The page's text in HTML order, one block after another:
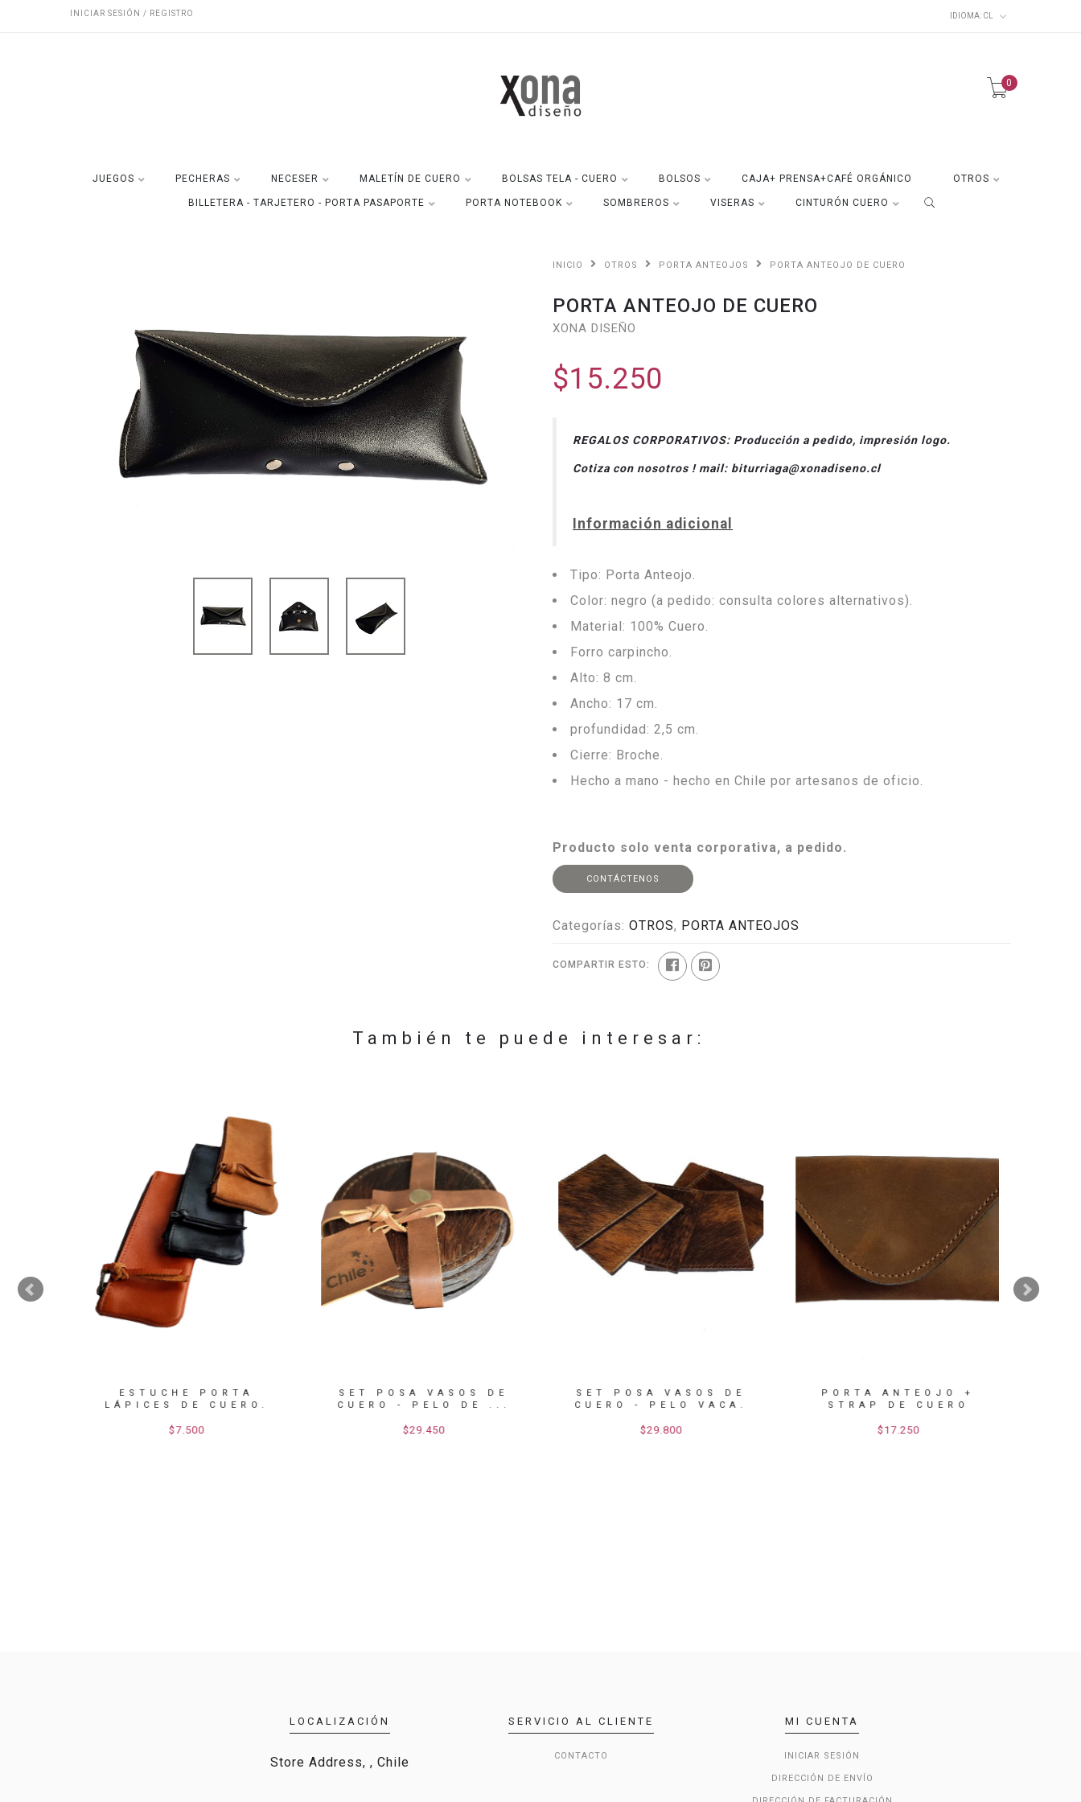
INICIAR SESIÓN / REGISTRO IDIOMA: CL
0
JUEGOS PECHERAS NECESER MALETÍN DE CUERO BOLSAS TELA - CUERO BOLSOS CAJA+ PRENSA+CAFÉ ORGÁNICO OTROS
BILLETERA - TARJETERO - PORTA PASAPORTE PORTA NOTEBOOK SOMBREROS VISERAS CINTURÓN CUERO
INICIO OTROS PORTA ANTEOJOS PORTA ANTEOJO DE CUERO
PORTA ANTEOJO DE CUERO
XONA DISEÑO
$15.250
REGALOS CORPORATIVOS: Producción a pedido, impresión logo.
Cotiza con nosotros ! mail: biturriaga@xonadiseno.cl
Información adicional
Tipo: Porta Anteojo.
Color: negro (a pedido: consulta colores alternativos).
Material: 100% Cuero.
Forro carpincho.
Alto: 8 cm.
Ancho: 17 cm.
profundidad: 2,5 cm.
Cierre: Broche.
Hecho a mano - hecho en Chile por artesanos de oficio.
Producto solo venta corporativa, a pedido.
CONTÁCTENOS
Categorías: OTROS, PORTA ANTEOJOS
COMPARTIR ESTO:
También te puede interesar:
ESTUCHE PORTA
LÁPICES DE CUERO.
$7.500
SET POSA VASOS DE
CUERO - PELO DE ...
$29.450
SET POSA VASOS DE
CUERO - PELO VACA.
$29.800
PORTA ANTEOJO +
STRAP DE CUERO
$17.250
LOCALIZACIÓN
Store Address, , Chile
SERVICIO AL CLIENTE
CONTACTO
MI CUENTA
INICIAR SESIÓN
DIRECCIÓN DE ENVÍO